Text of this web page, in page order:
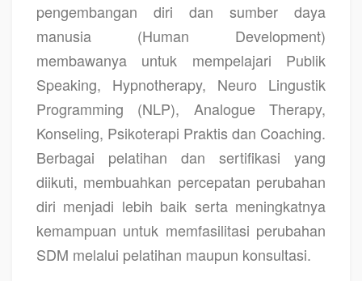
pengembangan diri dan sumber daya
manusia (Human Development)
membawanya untuk mempelajari Publik
Speaking, Hypnotherapy, Neuro Lingustik
Programming (NLP), Analogue Therapy,
Konseling, Psikoterapi Praktis dan Coaching.
Berbagai pelatihan dan sertifikasi yang
diikuti, membuahkan percepatan perubahan
diri menjadi lebih baik serta meningkatnya
kemampuan untuk memfasilitasi perubahan
SDM melalui pelatihan maupun konsultasi.